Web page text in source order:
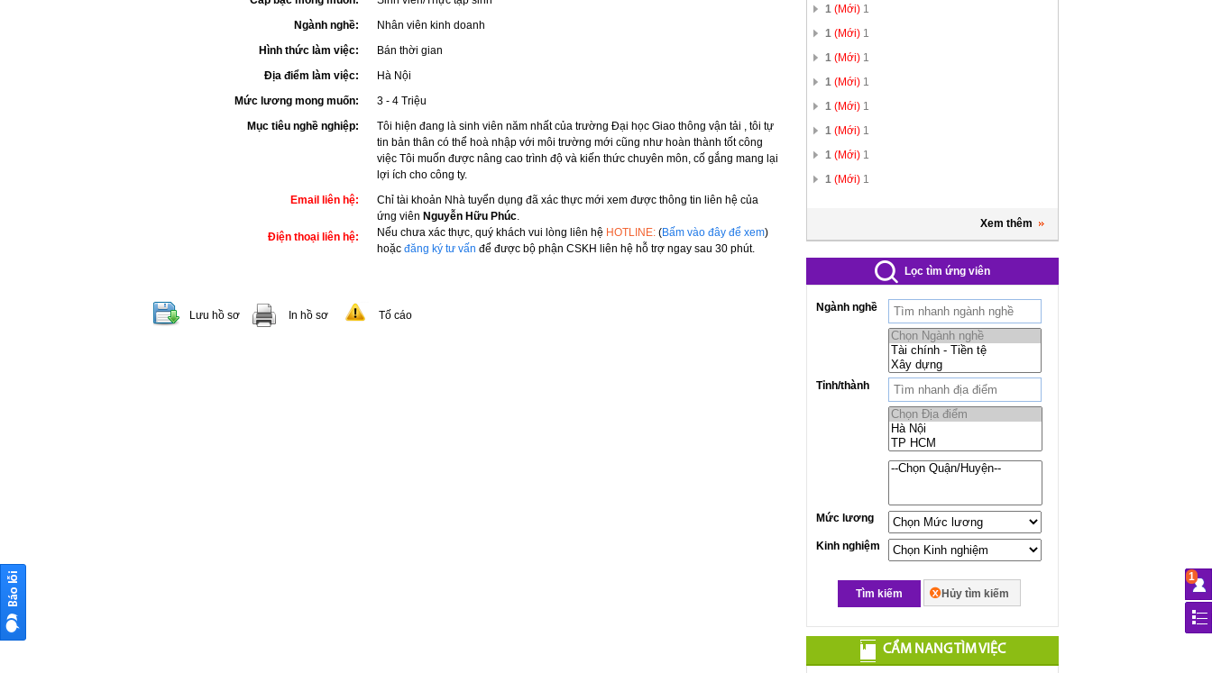
Ngành nghề:
Nhân viên kinh doanh
Hình thức làm việc:
Bán thời gian
Địa điểm làm việc:
Hà Nội
Mức lương mong muốn:
3 - 4 Triệu
Mục tiêu nghề nghiệp:
Tôi hiện đang là sinh viên năm nhất của trường Đại học Giao thông vận tải , tôi tự
tin bản thân có thể hoà nhập với môi trường mới cũng như hoàn thành tốt công
việc Tôi muốn được nâng cao trình độ và kiến thức chuyên môn, cố gắng mang lại
lợi ích cho công ty.
Email liên hệ:
Chỉ tài khoản Nhà tuyển dụng đã xác thực mới xem được thông tin liên hệ của
ứng viên Nguyễn Hữu Phúc.
Nếu chưa xác thực, quý khách vui lòng liên hệ HOTLINE: (Bấm vào đây để xem)
hoặc đăng ký tư vấn để được bộ phận CSKH liên hệ hỗ trợ ngay sau 30 phút.
Điện thoại liên hệ:
Lưu hồ sơ In hồ sơ Tố cáo
1 (Mới) 1
1 (Mới) 1
1 (Mới) 1
1 (Mới) 1
1 (Mới) 1
1 (Mới) 1
1 (Mới) 1
1 (Mới) 1
Xem thêm
Lọc tìm ứng viên
Ngành nghề
Tỉnh/thành
Mức lương
Kinh nghiệm
Tìm kiếm Hủy tìm kiếm
CẨM NANG TÌM VIỆC
1